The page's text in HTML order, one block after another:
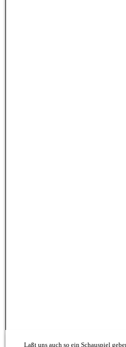
Laßt uns auch so ein Schauspiel